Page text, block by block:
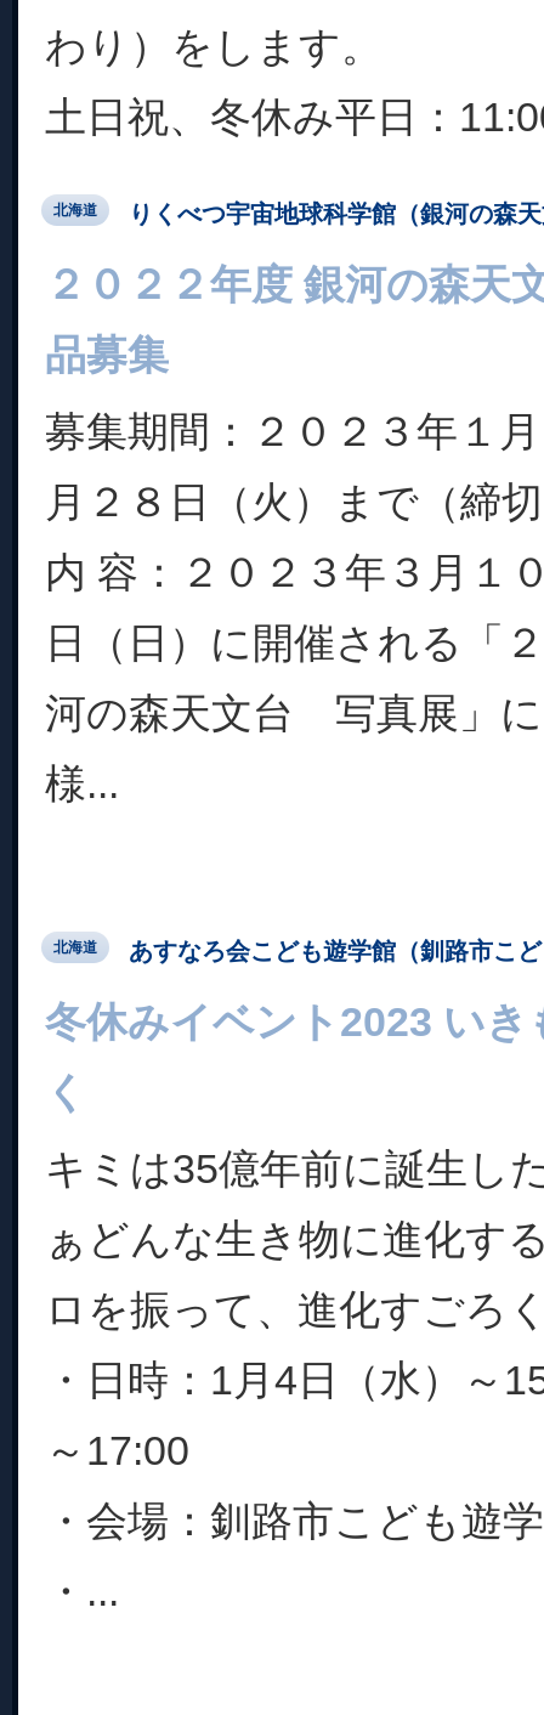
わり）をします。
土日祝、冬休み平日：
北海道 りくべつ宇宙地球科学館（銀河の森
２０２２年度 銀河の森
品募集
募集期間：２０２３年１
月２８日（火）まで（締
内 容：２０２３年３月１
日（日）に開催される
河の森天文台 写真展」
様...
北海道 あすなろ会こども遊学館（釧路市こ
冬休みイベント2023 い
く
キミは35億年前に誕生し
ぁどんな生き物に進化す
ロを振って、進化すごろ
・日時：1月4日（水）
～17:00
・会場：釧路市こども遊
・...